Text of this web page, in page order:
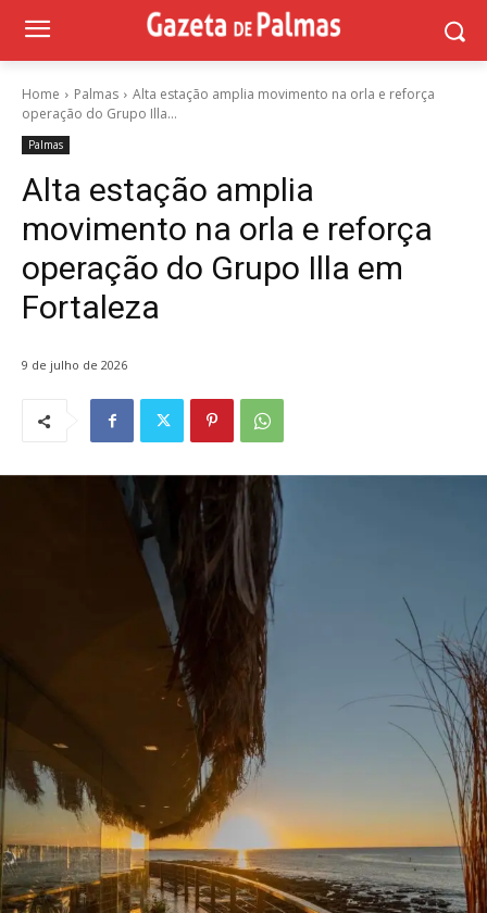
Home Palmas
Alta estação amplia movimento na orla e reforça
operação do Grupo Illa...
Palmas
Alta estação amplia
movimento na orla e reforça
operação do Grupo Illa em
Fortaleza
9 de julho de 2026